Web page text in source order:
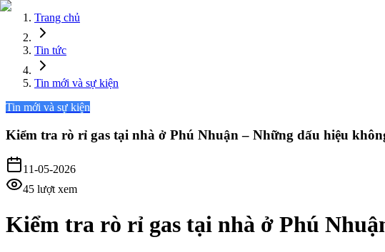
Trang chủ
Tin tức
Tin mới và sự kiện
Tin mới và sự kiện
Kiểm tra rò rỉ gas tại nhà ở Phú Nhuận – Những dấu hiệu
11-05-2026
45 lượt xem
Kiểm tra rò rỉ gas tại nhà ở Phú